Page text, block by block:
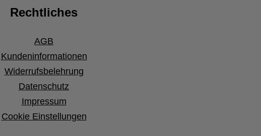
Rechtliches
AGB
Kundeninformationen
Widerrufsbelehrung
Datenschutz
Impressum
Cookie Einstellungen